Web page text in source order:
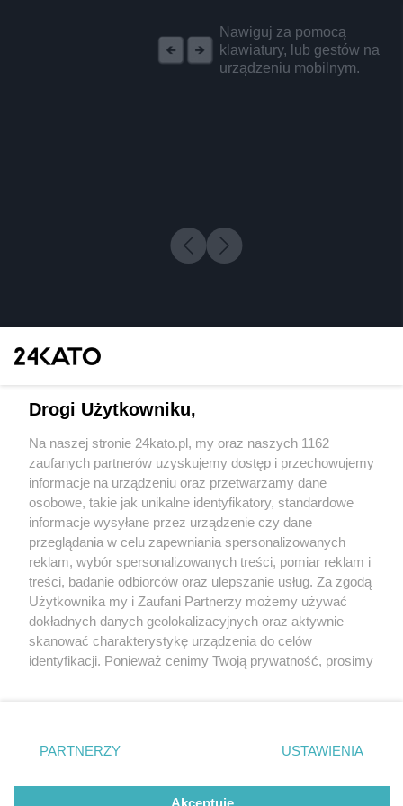
Nawiguj za pomocą
klawiatury, lub gestów na
urządzeniu mobilnym.
2 / 0
Wydawca mediów lokalnych
Nie zapomnij
zapoznać się z:
polityką prywatności regulamin korzystania z portali
Twojemiasto
Piekary Śląskie
Chorzów
Tarnowskie Góry
Gliwice
Skontakuj sięz nami
Kontakt
Wydawca
Redakcja
Drogi Użytkowniku,
Na naszej stronie 24kato.pl, my oraz naszych 1162
zaufanych partnerów uzyskujemy dostęp i przechowujemy
informacje na urządzeniu oraz przetwarzamy dane
osobowe, takie jak unikalne identyfikatory, standardowe
informacje wysyłane przez urządzenie czy dane
przeglądania w celu zapewniania spersonalizowanych
reklam, wybór spersonalizowanych treści, pomiar reklam i
treści, badanie odbiorców oraz ulepszanie usług. Za zgodą
Użytkownika my i Zaufani Partnerzy możemy używać
dokładnych danych geolokalizacyjnych oraz aktywnie
skanować charakterystykę urządzenia do celów
identyfikacji. Ponieważ cenimy Twoją prywatność, prosimy
prywatności znajdujący się w lewym dolnym rogu strony
. Niektóre rodzaje przetwarzania danych nie wymagają
zgody użytkownika, ale masz prawo sprzeciwić się
takiemu przetwarzaniu. Preferencje będą miały
PARTNERZY USTAWIENIA
Akceptuję